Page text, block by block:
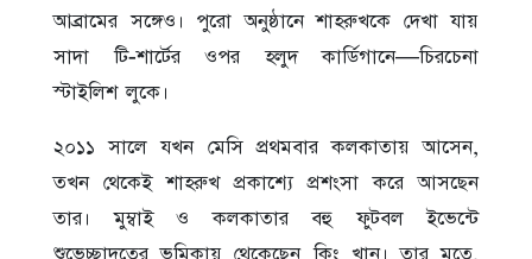
আব্রামের সঙ্গেও। পুরো অনুষ্ঠানে শাহরুখকে দেখা যায়
সাদা টি-শার্টের ওপর হলুদ কার্ডিগানে—চিরচেনা
স্টাইলিশ লুকে।
২০১১ সালে যখন মেসি প্রথমবার কলকাতায় আসেন,
তখন থেকেই শাহরুখ প্রকাশ্যে প্রশংসা করে আসছেন
তার। মুম্বাই ও কলকাতার বহু ফুটবল ইভেন্টে